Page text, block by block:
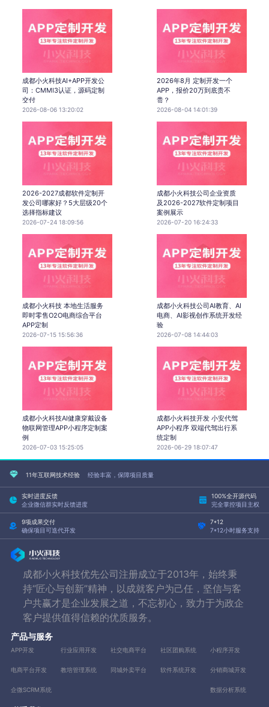
成都小火科技AI+APP开发公
司：CMMI3认证，源码定制
交付
2026-08-06 13:20:02
2026年8月 定制开发一个
APP，报价20万到底贵不
贵？
2026-08-04 14:01:39
2026-2027成都软件定制开
发公司哪家好？5大层级20个
选择指标建议
2026-07-24 18:09:56
成都小火科技公司企业资质
及2026-2027软件定制项目
案例展示
2026-07-20 16:24:33
成都小火科技 本地生活服务
即时零售O2O电商综合平台
APP定制
2026-07-15 15:56:36
成都小火科技公司AI教育、AI
电商、AI影视创作系统开发经
验
2026-07-08 14:44:03
成都小火科技AI健康穿戴设备
物联网管理APP小程序定制案
例
2026-07-03 15:25:05
成都小火科技开发 小安代驾
APP小程序 双端代驾出行系
统定制
2026-06-29 18:07:47
11年互联网技术经验 经验丰富，保障项目质量
实时进度反馈
企业微信群实时反馈进度
100%全开源代码
完全掌控项目主权
9项成果交付
确保项目可迭代开发
7*12
7*12小时服务支持
成都小火科技优先公司注册成立于2013年，始终秉
持“匠心与创新”精神，以成就客户为己任，坚信与客
户共赢才是企业发展之道，不忘初心，致力于为政企
客户提供值得信赖的优质服务。
产品与服务
APP开发 行业应用开发 社交电商平台 社区团购系统 小程序开发
电商平台开发 教培管理系统 同城外卖平台 软件系统开发 分销商城开发
企微SCRM系统 数据分析系统